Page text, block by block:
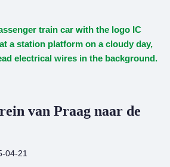
van Praag naar de
04-21